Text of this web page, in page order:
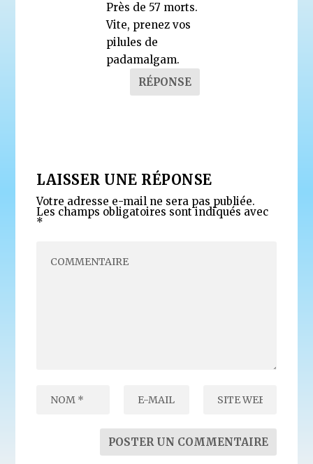
Près de 57 morts.
Vite, prenez vos
pilules de
padamalgam.
RÉPONSE
LAISSER UNE RÉPONSE
Votre adresse e-mail ne sera pas publiée.
Les champs obligatoires sont indiqués avec
*